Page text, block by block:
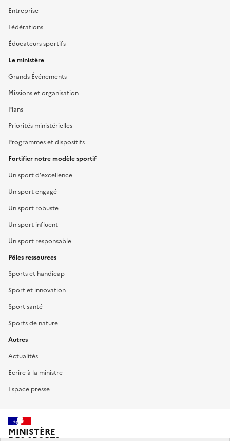
Entreprise
Fédérations
Éducateurs sportifs
Le ministère
Grands Événements
Missions et organisation
Plans
Priorités ministérielles
Programmes et dispositifs
Fortifier notre modèle sportif
Un sport d'excellence
Un sport engagé
Un sport robuste
Un sport influent
Un sport responsable
Pôles ressources
Sports et handicap
Sport et innovation
Sport santé
Sports de nature
Autres
Actualités
Ecrire à la ministre
Espace presse
MINISTÈRE